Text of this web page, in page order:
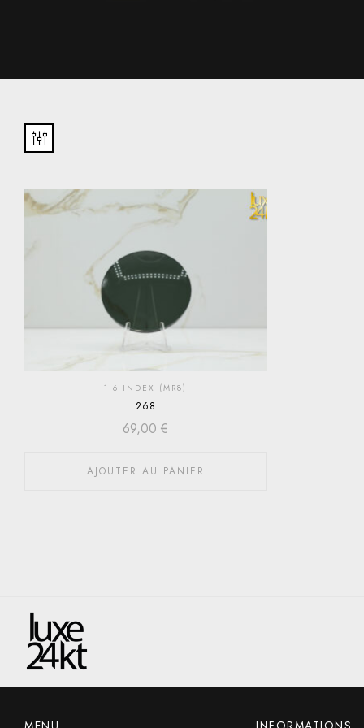
1.6 INDEX (MR8)
268
69,00€
AJOUTER AU PANIER